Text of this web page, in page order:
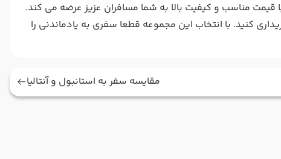
قیمت مناسب و کیفیت بالا به شما مسافران عزیز عرضه می کند.
کنید. با انتخاب این مجموعه قطعا سفری به یادماندنی را
مقایسه سفر به استانبول و آنتالیا